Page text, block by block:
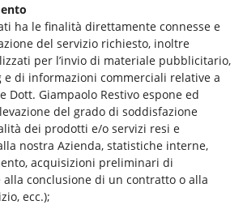
ha le finalità direttamente connesse e
del servizio richiesto, inoltre
per l’invio di materiale pubblicitario,
di informazioni commerciali relative a
Dott. Giampaolo Restivo espone ed
del grado di soddisfazione
dei prodotti e/o servizi resi e
nostra Azienda, statistiche interne,
acquisizioni preliminari di
conclusione di un contratto o alla
ecc.);